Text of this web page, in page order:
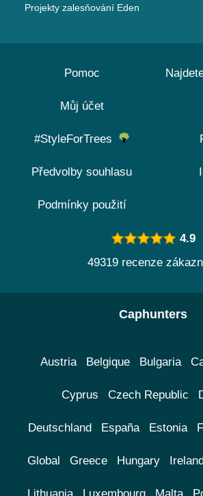
Projekty zalesňování Eden
Pomoc
Můj účet
#StyleForTrees
Předvolby souhlasu
Podmínky použití
4.9
49319 recenze
Caphunters
Austria Belgique Bulgaria
Cyprus Czech Republic
Deutschland España Estonia
Global Greece Hungary Ireland